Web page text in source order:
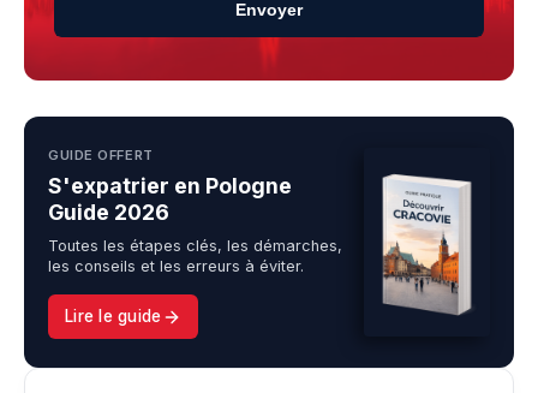
Envoyer
GUIDE OFFERT
S'expatrier en Pologne
Guide 2026
Toutes les étapes clés, les démarches,
les conseils et les erreurs à éviter.
Lire le guide